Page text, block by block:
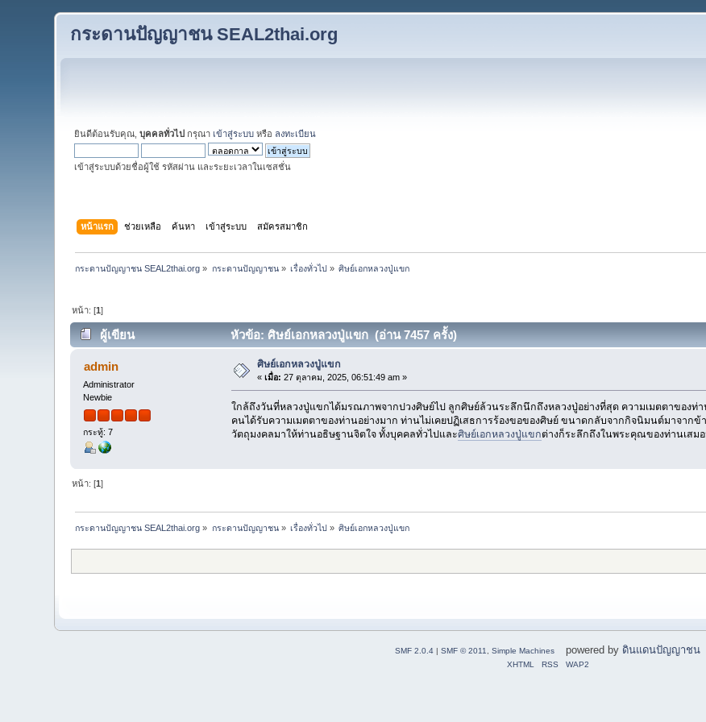
กระดานปัญญาชน SEAL2thai.org
ยินดีต้อนรับคุณ,บุคคลทั่วไป กรุณา เข้าสู่ระบบ หรือ ลงทะเบียน
เข้าสู่ระบบด้วยชื่อผู้ใช้ รหัสผ่าน และระยะเวลาในเซสชั่น
หน้าแรก ช่วยเหลือ ค้นหา เข้าสู่ระบบ สมัครสมาชิก
กระดานปัญญาชน SEAL2thai.org » กระดานปัญญาชน» เรื่องทั่วไป » ศิษย์เอกหลวงปู่แขก
หน้า: [1]
ผู้เขียน หัวข้อ: ศิษย์เอกหลวงปู่แขก (อ่าน 7457 ครั้ง)
admin
Administrator
Newbie
กระทู้: 7
ศิษย์เอกหลวงปู่แขก
«เมื่อ: 27 ตุลาคม, 2025, 06:51:49 am »
ใกล้ถึงวันที่หลวงปู่แขกได้มรณภาพจากปวงศิษย์ไป ลูกศิษย์ล้วนระลึกนึกถึงหลวงปู่อย่างที่สุด ความเมตตาของท่
คนได้รับความเมตตาของท่านอย่างมาก ท่านไม่เคยปฏิเสธการร้องขอของศิษย์ ขนาดกลับจากกิจนิมนต์มาจาก
วัตถุมงคลมาให้ท่านอธิษฐานจิตใจ ทั้งบุคคลทั่วไปและศิษย์เอกหลวงปู่แขกต่างก็ระลึกถึงในพระคุณของท่านเสม
หน้า: [1]
กระดานปัญญาชน SEAL2thai.org » กระดานปัญญาชน» เรื่องทั่วไป » ศิษย์เอกหลวงปู่แขก
SMF 2.0.4 SMF © 2011, Simple Machines powered by ดินแดนปัญญาชน
XHTML RSS WAP2